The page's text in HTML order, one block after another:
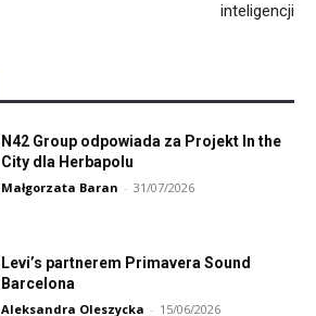
inteligencji
N42 Group odpowiada za Projekt In the
City dla Herbapolu
Małgorzata Baran - 31/07/2026
Levi’s partnerem Primavera Sound
Barcelona
Aleksandra Oleszycka - 15/06/2026